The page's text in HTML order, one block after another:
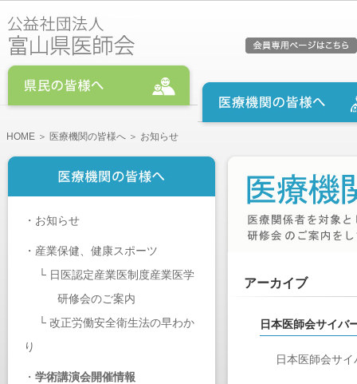
HOME ＞ 医療機関の皆様へ ＞ お知らせ
・ お知らせ
・ 産業保健、健康スポーツ
└ 日医認定産業医制度産業医学
研修会のご案内
└ 改正労働安全衛生法の早わか
り
・ 学術講演会開催情報
アーカイブ
日本医師会サイバ
日本医師会サ